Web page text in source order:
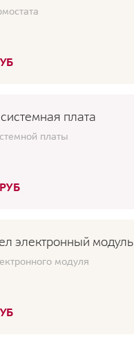
плата
платы
электронный модуль
модуля